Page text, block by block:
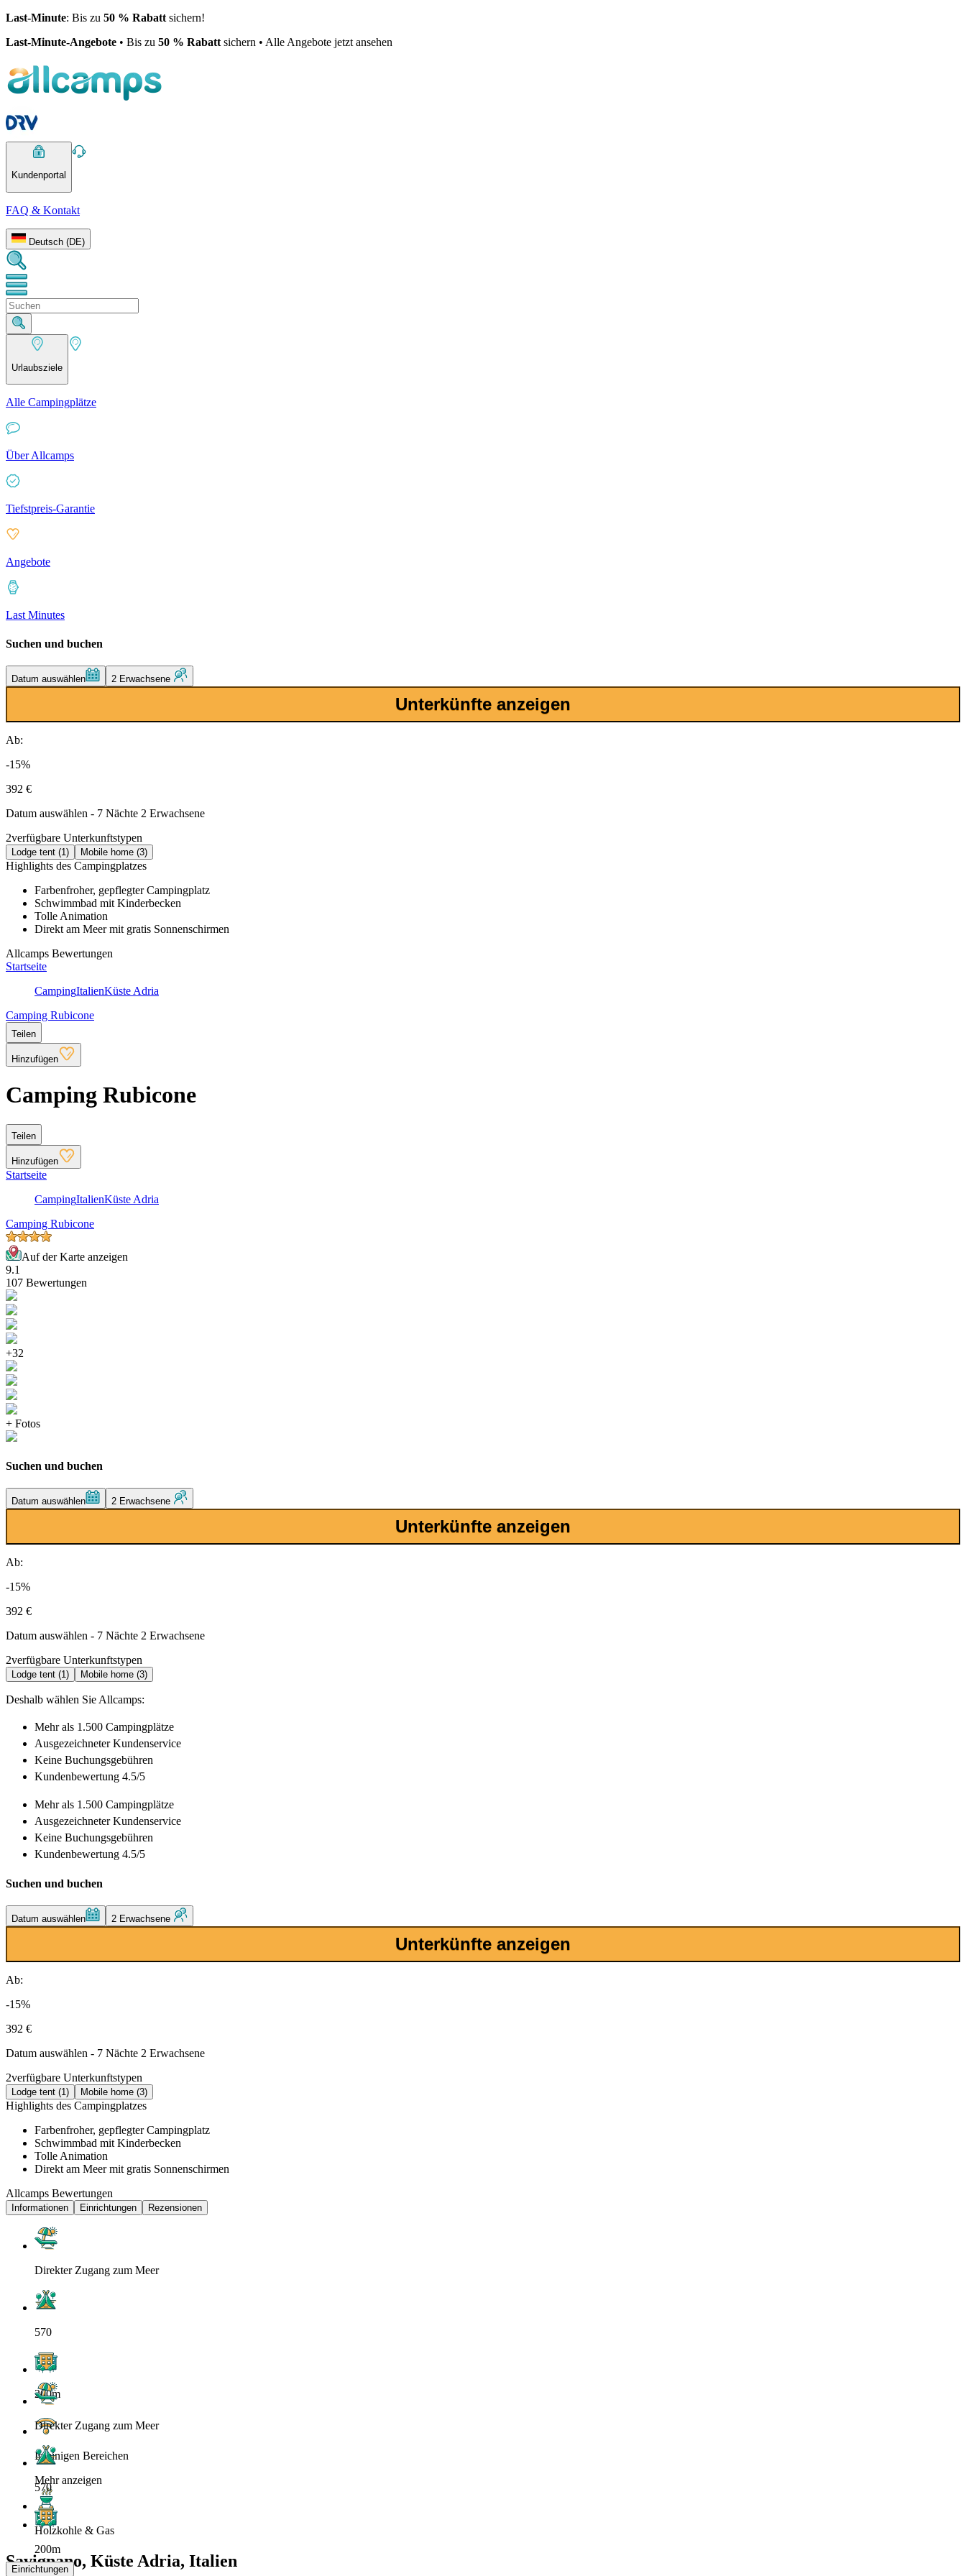
Last-Minute: Bis zu 50 % Rabatt sichern!
Last-Minute-Angebote • Bis zu 50 % Rabatt sichern • Alle Angebote jetzt ansehen
Kundenportal
FAQ & Kontakt
Deutsch (DE)
Urlaubsziele
Alle Campingplätze
Über Allcamps
Tiefstpreis-Garantie
Angebote
Last Minutes
Suchen und buchen
Datum auswählen 2 Erwachsene
Unterkünfte anzeigen
Ab:
-15%
392 €
Datum auswählen - 7 Nächte 2 Erwachsene
2verfügbare Unterkunftstypen
Lodge tent (1) Mobile home (3)
Highlights des Campingplatzes
Farbenfroher, gepflegter Campingplatz
Schwimmbad mit Kinderbecken
Tolle Animation
Direkt am Meer mit gratis Sonnenschirmen
Allcamps Bewertungen
Startseite
CampingItalienKüste Adria
Camping Rubicone
Teilen
Hinzufügen
Camping Rubicone
Teilen
Hinzufügen
Startseite
CampingItalienKüste Adria
Camping Rubicone
Auf der Karte anzeigen
9.1
107 Bewertungen
+32
+ Fotos
Suchen und buchen
Datum auswählen 2 Erwachsene
Unterkünfte anzeigen
Ab:
-15%
392 €
Datum auswählen - 7 Nächte 2 Erwachsene
2verfügbare Unterkunftstypen
Lodge tent (1) Mobile home (3)
Deshalb wählen Sie Allcamps:
Mehr als 1.500 Campingplätze
AusgezeichneterKundenservice
Keine Buchungsgebühren
Kundenbewertung 4.5/5
Mehr als 1.500 Campingplätze
AusgezeichneterKundenservice
Keine Buchungsgebühren
Kundenbewertung 4.5/5
Suchen und buchen
Datum auswählen 2 Erwachsene
Unterkünfte anzeigen
Ab:
-15%
392 €
Datum auswählen - 7 Nächte 2 Erwachsene
2verfügbare Unterkunftstypen
Lodge tent (1) Mobile home (3)
Highlights des Campingplatzes
Farbenfroher, gepflegter Campingplatz
Schwimmbad mit Kinderbecken
Tolle Animation
Direkt am Meer mit gratis Sonnenschirmen
Allcamps Bewertungen
Informationen Einrichtungen Rezensionen
Direkter Zugang zum Meer
570
200m
In einigen Bereichen
Mehr anzeigen
Holzkohle & Gas
Savignano, Küste Adria, Italien
Direkter Zugang zum Meer
570
200m
Einrichtungen